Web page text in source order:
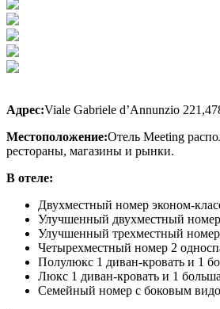
Адрес:Viale Gabriele d’Annunzio 221 ,
Местоположение:Отель Meeting
рестораны, магазины и рынки.
В отеле:
Двухместный номер эконом-
Улучшенный двухместный номер
Улучшенный трехместный
Четырехместный номер 2
Полулюкс 1 диван-кровать и 1
Люкс 1 диван-кровать и 1
Семейный номер с боковым